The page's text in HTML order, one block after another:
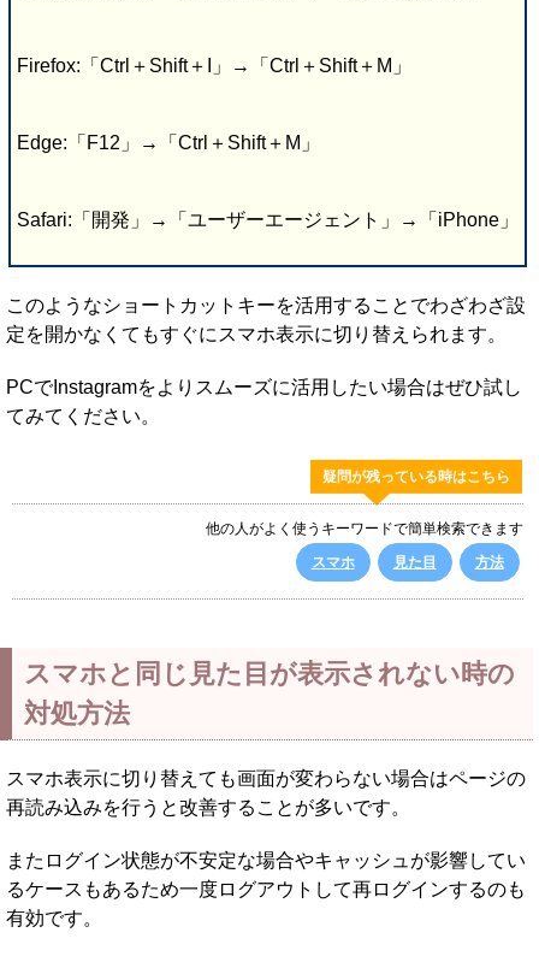
Firefox:「Ctrl＋Shift＋I」→「Ctrl＋Shift＋M」
Edge:「F12」→「Ctrl＋Shift＋M」
Safari:「開発」→「ユーザーエージェント」→「iPhone」
このようなショートカットキーを活用することでわざわざ設
定を開かなくてもすぐにスマホ表示に切り替えられます。
PCでInstagramをよりスムーズに活用したい場合はぜひ試し
てみてください。
疑問が残っている時はこちら
他の人がよく使うキーワードで簡単検索できます
スマホ
見た目 方法
スマホと同じ見た目が表示されない時の
対処方法
スマホ表示に切り替えても画面が変わらない場合はページの
再読み込みを行うと改善することが多いです。
またログイン状態が不安定な場合やキャッシュが影響してい
るケースもあるため一度ログアウトして再ログインするのも
有効です。